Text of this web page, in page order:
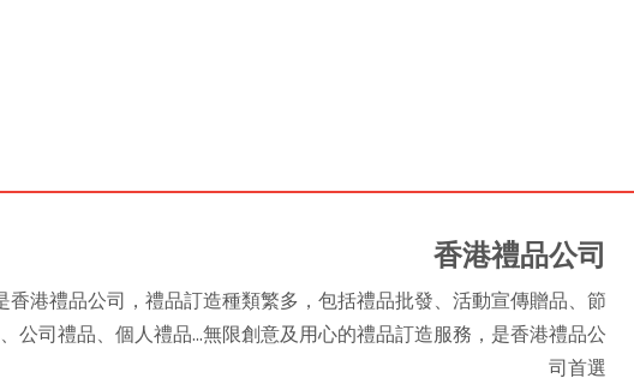
香港禮品公司
港禮品公司，禮品訂造種類繁多，包括禮品批發、活動宣傳贈品、節
公司禮品、個人禮品...無限創意及用心的禮品訂造服務，是香港禮品公
司首選